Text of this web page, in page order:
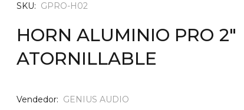
SKU: GPRO-H02
HORN ALUMINIO PRO 2"
ATORNILLABLE
Vendedor: GENIUS AUDIO